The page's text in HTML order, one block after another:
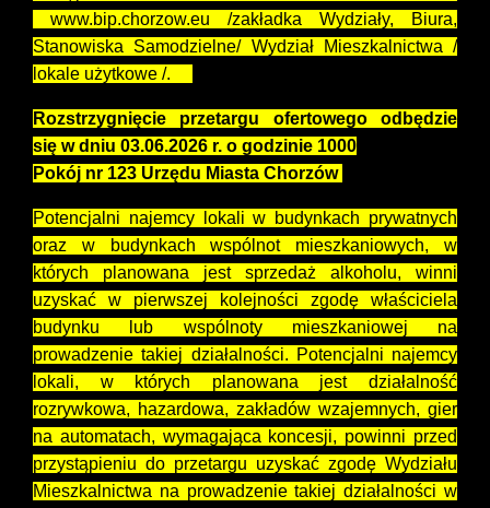
www.bip.chorzow.eu /zakładka Wydziały, Biura,
Stanowiska Samodzielne/ Wydział Mieszkalnictwa /
lokale użytkowe /.
Rozstrzygnięcie przetargu ofertowego odbędzie
się w dniu 03.06.2026 r. o godzinie 1000
Pokój nr 123 Urzędu Miasta Chorzów
Potencjalni najemcy lokali w budynkach prywatnych
oraz w budynkach wspólnot mieszkaniowych, w
których planowana jest sprzedaż alkoholu, winni
uzyskać w pierwszej kolejności zgodę właściciela
budynku lub wspólnoty mieszkaniowej na
prowadzenie takiej działalności. Potencjalni najemcy
lokali, w których planowana jest działalność
rozrywkowa, hazardowa, zakładów wzajemnych, gier
na automatach, wymagająca koncesji, powinni przed
przystąpieniu do przetargu uzyskać zgodę Wydziału
Mieszkalnictwa na prowadzenie takiej działalności w